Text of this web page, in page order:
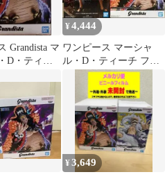
Grandista マ
D・ティー
¥4,444
ワンピース マーシャ
ル・D・ティーチ フィ
ギュア シャンクス フ
ィギュア
¥3,649